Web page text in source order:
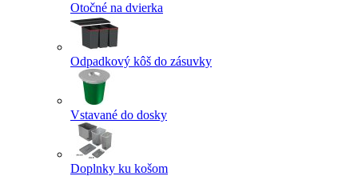
Otočné na dvierka
Odpadkový kôš do zásuvky
Vstavané do dosky
Doplnky ku košom